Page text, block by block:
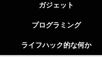
ガジェット
プログラミング
ライフハック的な何か